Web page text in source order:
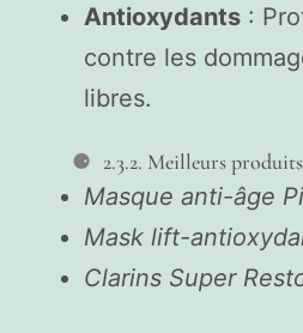
Antioxydants :
contre les
libres.
2.3.2. Meilleurs
Masque anti-âge
Mask lift-
Clarins Super